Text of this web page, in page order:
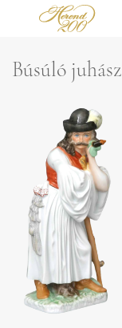
Búsúló juhász